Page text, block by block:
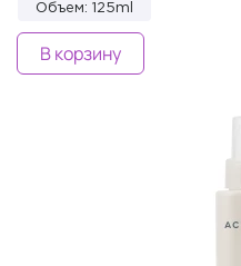
Объем: 125ml
В корзину